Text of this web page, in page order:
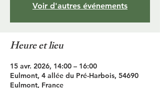
Voir d'autres événements
Heure et lieu
15 avr. 2026, 14:00 – 16:00
Eulmont, 4 allée du Pré-Harbois, 54690
Eulmont, France